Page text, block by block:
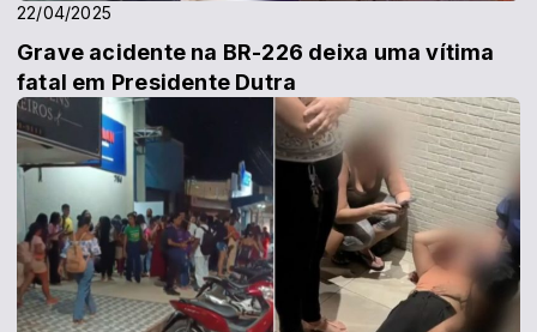
22/04/2025
Grave acidente na BR-226 deixa uma vítima
fatal em Presidente Dutra